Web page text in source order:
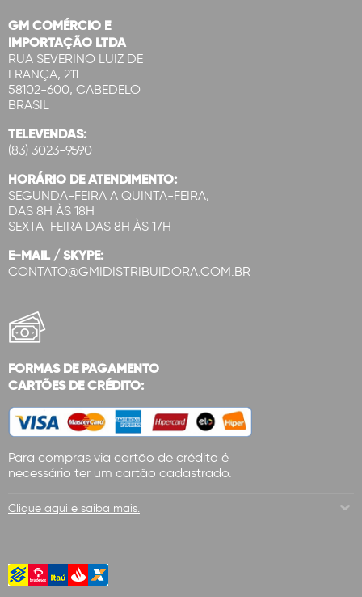
GM COMÉRCIO E
IMPORTAÇÃO LTDA
RUA SEVERINO LUIZ DE
FRANÇA, 211
58102-600, CABEDELO
BRASIL
TELEVENDAS:
(83) 3023-9590
HORÁRIO DE ATENDIMENTO:
SEGUNDA-FEIRA A QUINTA-FEIRA,
DAS 8H ÀS 18H
SEXTA-FEIRA DAS 8H ÀS 17H
E-MAIL / SKYPE:
CONTATO@GMIDISTRIBUIDORA.COM.BR
FORMAS DE PAGAMENTO
CARTÕES DE CRÉDITO:
Para compras via cartão de crédito é
necessário ter um cartão cadastrado.
Clique aqui e saiba mais.